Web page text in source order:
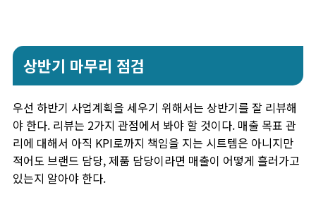
상반기 마무리 점검
우선 하반기 사업계획을 세우기 위해서는 상반기를 잘 리뷰해
야 한다. 리뷰는 2가지 관점에서 봐야 할 것이다. 매출 목표 관
리에 대해서 아직 KPI로까지 책임을 지는 시트템은 아니지만
적어도 브랜드 담당, 제품 담당이라면 매출이 어떻게 흘러가고
있는지 알아야 한다.